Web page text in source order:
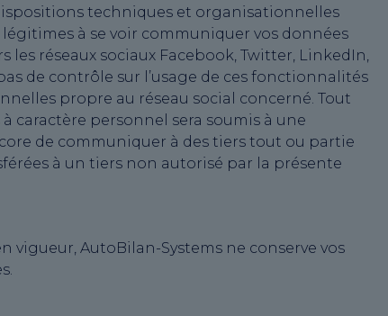
techniques et organisationnelles
à se voir communiquer vos données
réseaux sociaux Facebook, Twitter, LinkedIn,
de contrôle sur l’usage de ces fonctionnalités
propre au réseau social concerné. Tout
caractère personnel sera soumis à une
de communiquer à des tiers tout ou partie
à un tiers non autorisé par la présente
AutoBilan-Systems ne conserve vos